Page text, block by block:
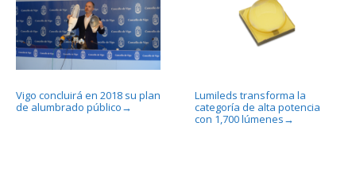
Vigo concluirá en 2018 su plan
de alumbrado público →
Lumileds transforma la
categoría de alta potencia
con 1,700 lúmenes →